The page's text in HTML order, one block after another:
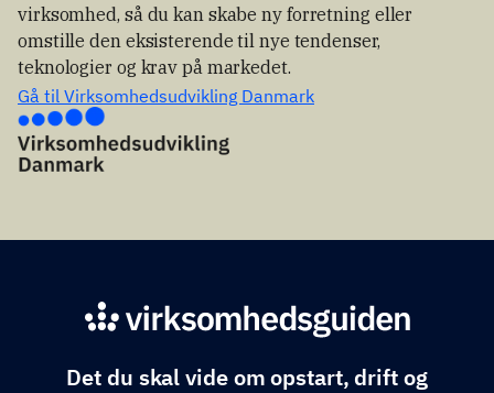
virksomhed, så du kan skabe ny forretning eller
omstille den eksisterende til nye tendenser,
teknologier og krav på markedet.
Gå til Virksomhedsudvikling Danmark
Det du skal vide om opstart, drift og